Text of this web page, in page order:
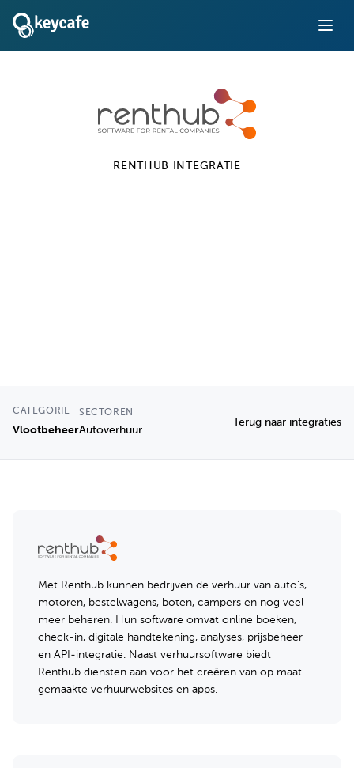
RENTHUB INTEGRATIE
CATEGORIE
Vlootbeheer
SECTOREN
Autoverhuur
Terug naar integraties
Met Renthub kunnen bedrijven de verhuur van auto's,
motoren, bestelwagens, boten, campers en nog veel
meer beheren. Hun software omvat online boeken,
check-in, digitale handtekening, analyses, prijsbeheer
en API-integratie. Naast verhuursoftware biedt
Renthub diensten aan voor het creëren van op maat
gemaakte verhuurwebsites en apps.